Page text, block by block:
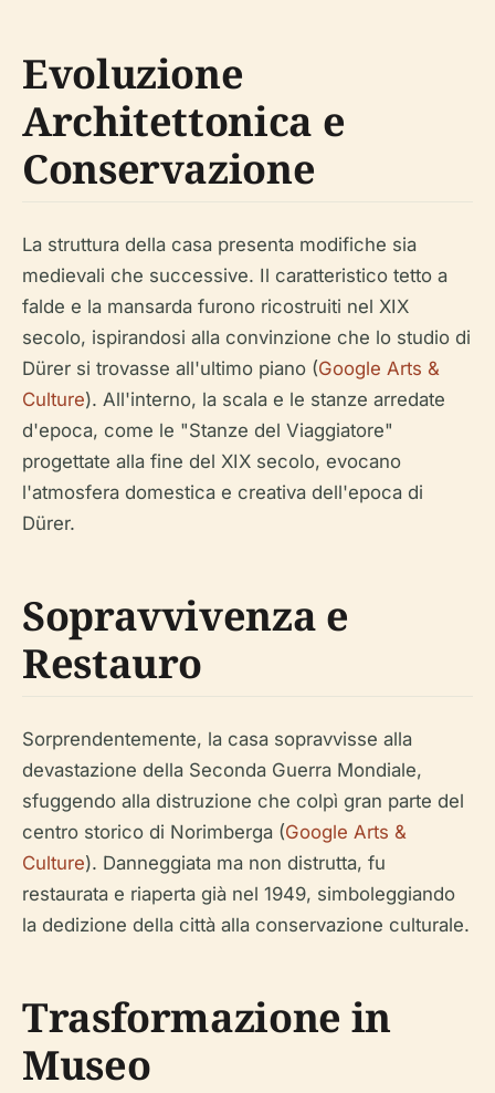
Evoluzione
Architettonica e
Conservazione
La struttura della casa presenta modifiche sia
medievali che successive. Il caratteristico tetto a
falde e la mansarda furono ricostruiti nel XIX
secolo, ispirandosi alla convinzione che lo studio di
Dürer si trovasse all'ultimo piano (Google Arts &
Culture). All'interno, la scala e le stanze arredate
d'epoca, come le "Stanze del Viaggiatore"
progettate alla fine del XIX secolo, evocano
l'atmosfera domestica e creativa dell'epoca di
Dürer.
Sopravvivenza e
Restauro
Sorprendentemente, la casa sopravvisse alla
devastazione della Seconda Guerra Mondiale,
sfuggendo alla distruzione che colpì gran parte del
centro storico di Norimberga (Google Arts &
Culture). Danneggiata ma non distrutta, fu
restaurata e riaperta già nel 1949, simboleggiando
la dedizione della città alla conservazione culturale.
Trasformazione in
Museo